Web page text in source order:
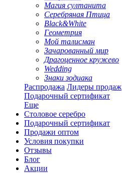
Магия султанита
Серебряная Птица
Black&White
Геометрия
Мой талисман
Зачарованный мир
Драгоценное кружево
Wedding
Знаки зодиака
Распродажа Лидеры продаж
Подарочный сертификат
Еще
Столовое серебро
Подарочный сертификат
Продажи оптом
Условия покупки
Отзывы
Блог
Акции